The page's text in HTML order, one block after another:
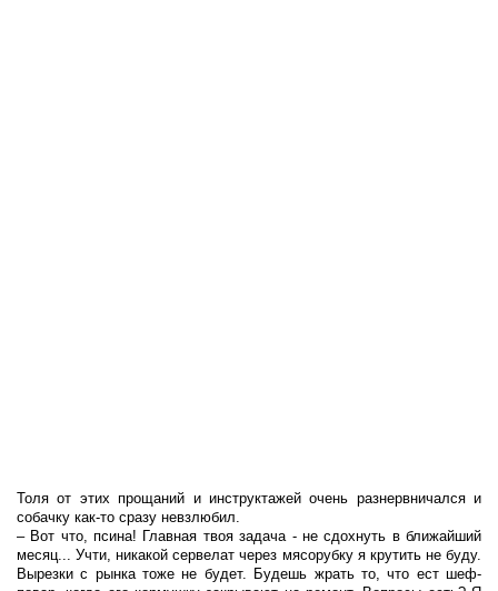
Толя от этих прощаний и инструктажей очень разнервничался и
собачку как-то сразу невзлюбил.
– Вот что, псина! Главная твоя задача - не сдохнуть в ближайший
месяц... Учти, никакой сервелат через мясорубку я крутить не буду.
Вырезки с рынка тоже не будет. Будешь жрать то, что ест шеф-